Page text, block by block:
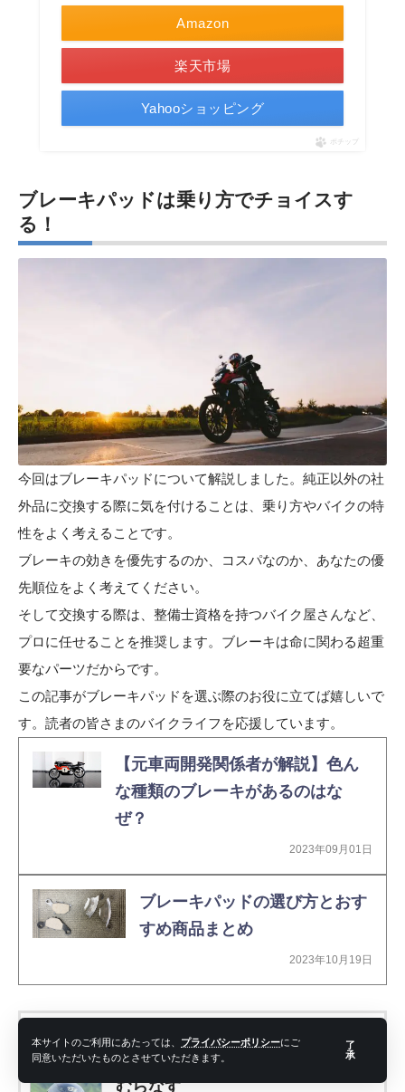
本サイトのご利用にあたっては、 プライバシーポリシーにご
同意いただいたものとさせていただきます。
了
承
Amazon
楽天市場
Yahooショッピング
ポチップ
ブレーキパッドは乗り方でチョイスす
る！
今回はブレーキパッドについて解説しました。純正以外の社
外品に交換する際に気を付けることは、乗り方やバイクの特
性をよく考えることです。
ブレーキの効きを優先するのか、コスパなのか、あなたの優
先順位をよく考えてください。
そして交換する際は、整備士資格を持つバイク屋さんなど、
プロに任せることを推奨します。ブレーキは命に関わる超重
要なパーツだからです。
この記事がブレーキパッドを選ぶ際のお役に立てば嬉しいで
す。読者の皆さまのバイクライフを応援しています。
【元車両開発関係者が解説】色ん
な種類のブレーキがあるのはな
ぜ？
2023年09月01日
ブレーキパッドの選び方とおす
すめ商品まとめ
2023年10月19日
投稿者プロフィール
むらなす